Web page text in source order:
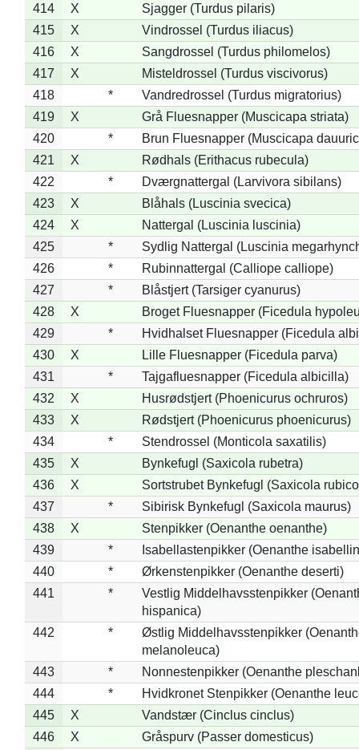
414
X
Sjagger (Turdus pilaris)
415
X
Vindrossel (Turdus iliacus)
416
X
Sangdrossel (Turdus philomelos)
417
X
Misteldrossel (Turdus viscivorus)
418
*
Vandredrossel (Turdus migratorius)
419
X
Grå Fluesnapper (Muscicapa striata)
420
*
Brun Fluesnapper (Muscicapa
421
X
Rødhals (Erithacus rubecula)
422
*
Dværgnattergal (Larvivora sibilans)
423
X
Blåhals (Luscinia svecica)
424
X
Nattergal (Luscinia luscinia)
425
*
Sydlig Nattergal (Luscinia
426
*
Rubinnattergal (Calliope calliope)
427
*
Blåstjert (Tarsiger cyanurus)
428
X
Broget Fluesnapper (Ficedula
429
*
Hvidhalset Fluesnapper (Ficedula
430
X
Lille Fluesnapper (Ficedula parva)
431
*
Tajgafluesnapper (Ficedula albicilla)
432
X
Husrødstjert (Phoenicurus ochruros)
433
X
Rødstjert (Phoenicurus phoenicurus)
434
*
Stendrossel (Monticola saxatilis)
435
X
Bynkefugl (Saxicola rubetra)
436
X
Sortstrubet Bynkefugl (Saxicola
437
*
Sibirisk Bynkefugl (Saxicola maurus)
438
X
Stenpikker (Oenanthe oenanthe)
439
*
Isabellastenpikker (Oenanthe
440
*
Ørkenstenpikker (Oenanthe deserti)
441
*
Vestlig Middelhavsstenpikker
hispanica)
442
*
Østlig Middelhavsstenpikker
melanoleuca)
443
*
Nonnestenpikker (Oenanthe
444
*
Hvidkronet Stenpikker (Oenanthe
445
X
Vandstær (Cinclus cinclus)
446
X
Gråspurv (Passer domesticus)